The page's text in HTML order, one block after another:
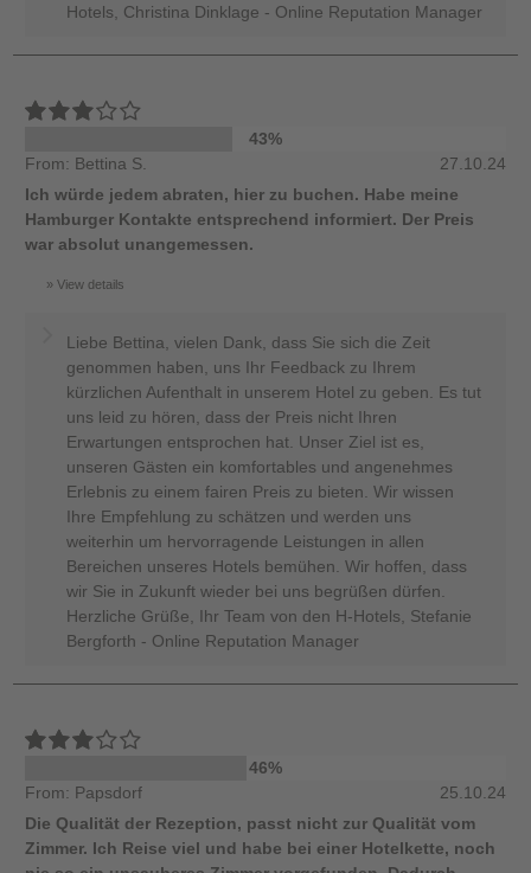
Hotels, Christina Dinklage - Online Reputation Manager
43%
From: Bettina S.
27.10.24
Ich würde jedem abraten, hier zu buchen. Habe meine
Hamburger Kontakte entsprechend informiert. Der Preis
war absolut unangemessen.
View details
Liebe Bettina, vielen Dank, dass Sie sich die Zeit
genommen haben, uns Ihr Feedback zu Ihrem
kürzlichen Aufenthalt in unserem Hotel zu geben. Es tut
uns leid zu hören, dass der Preis nicht Ihren
Erwartungen entsprochen hat. Unser Ziel ist es,
unseren Gästen ein komfortables und angenehmes
Erlebnis zu einem fairen Preis zu bieten. Wir wissen
Ihre Empfehlung zu schätzen und werden uns
weiterhin um hervorragende Leistungen in allen
Bereichen unseres Hotels bemühen. Wir hoffen, dass
wir Sie in Zukunft wieder bei uns begrüßen dürfen.
Herzliche Grüße, Ihr Team von den H-Hotels, Stefanie
Bergforth - Online Reputation Manager
46%
From: Papsdorf
25.10.24
Die Qualität der Rezeption, passt nicht zur Qualität vom
Zimmer. Ich Reise viel und habe bei einer Hotelkette, noch